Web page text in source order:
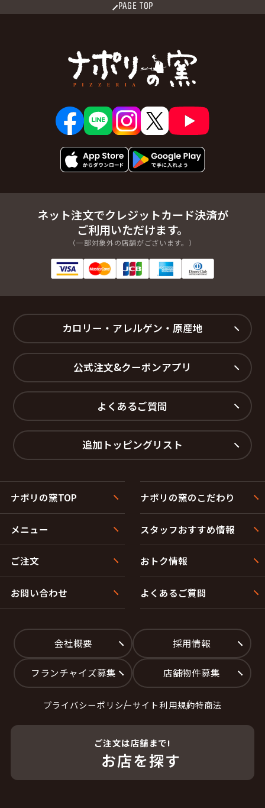
PAGE TOP
ネット注文でクレジットカード決済が
ご利用いただけます。
（一部対象外の店舗がございます。）
カロリー・アレルゲン・原産地
公式注文&クーポンアプリ
よくあるご質問
追加トッピングリスト
ナポリの窯TOP ナポリの窯のこだわり
メニュー スタッフおすすめ情報
ご注文 おトク情報
お問い合わせ よくあるご質問
会社概要 採用情報
フランチャイズ募集 店舗物件募集
プライバシーポリシーサイト利用規約特商法
ご注文は店舗まで!
お店を探す